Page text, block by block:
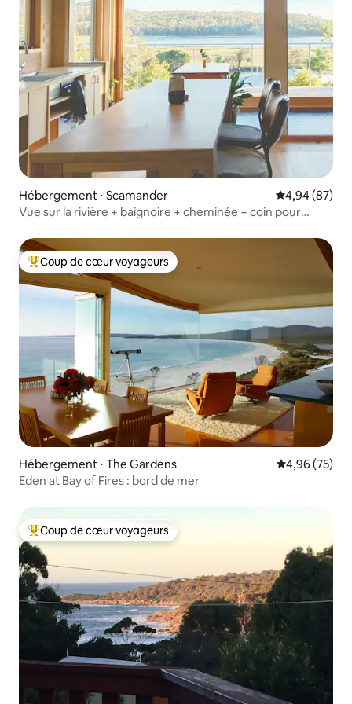
Hébergement ⋅ Scamander Évaluation
4,94 (87)
Vue sur la rivière + baignoire + cheminée + coin pour
Coups de cœur voyageurs les plus appréciés
Coup de cœur voyageurs
Hébergement ⋅ The Gardens Évaluation
4,96 (75)
Eden at Bay of Fires : bord de mer
Coups de cœur voyageurs les plus appréciés
Coup de cœur voyageurs